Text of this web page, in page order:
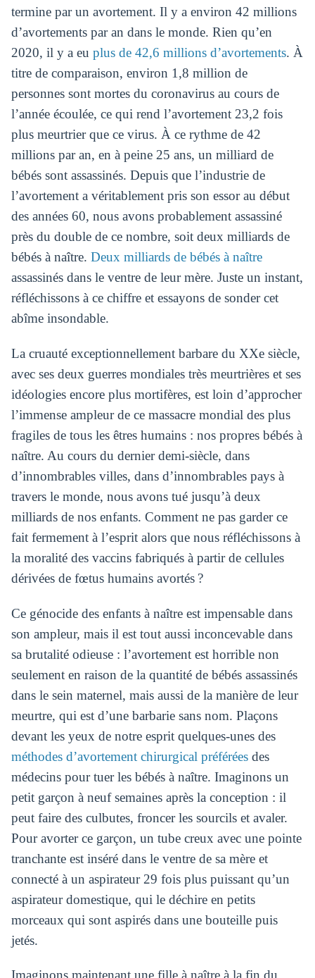
termine par un avortement. Il y a environ 42 millions
d’avortements par an dans le monde. Rien qu’en
2020, il y a eu plus de 42,6 millions d’avortements. À
titre de comparaison, environ 1,8 million de
personnes sont mortes du coronavirus au cours de
l’année écoulée, ce qui rend l’avortement 23,2 fois
plus meurtrier que ce virus. À ce rythme de 42
millions par an, en à peine 25 ans, un milliard de
bébés sont assassinés. Depuis que l’industrie de
l’avortement a véritablement pris son essor au début
des années 60, nous avons probablement assassiné
près du double de ce nombre, soit deux milliards de
bébés à naître. Deux milliards de bébés à naître
assassinés dans le ventre de leur mère. Juste un instant,
réfléchissons à ce chiffre et essayons de sonder cet
abîme insondable.
La cruauté exceptionnellement barbare du XXe siècle,
avec ses deux guerres mondiales très meurtrières et ses
idéologies encore plus mortifères, est loin d’approcher
l’immense ampleur de ce massacre mondial des plus
fragiles de tous les êtres humains : nos propres bébés à
naître. Au cours du dernier demi-siècle, dans
d’innombrables villes, dans d’innombrables pays à
travers le monde, nous avons tué jusqu’à deux
milliards de nos enfants. Comment ne pas garder ce
fait fermement à l’esprit alors que nous réfléchissons à
la moralité des vaccins fabriqués à partir de cellules
dérivées de fœtus humains avortés ?
Ce génocide des enfants à naître est impensable dans
son ampleur, mais il est tout aussi inconcevable dans
sa brutalité odieuse : l’avortement est horrible non
seulement en raison de la quantité de bébés assassinés
dans le sein maternel, mais aussi de la manière de leur
meurtre, qui est d’une barbarie sans nom. Plaçons
devant les yeux de notre esprit quelques-unes des
méthodes d’avortement chirurgical préféréesdes
médecins pour tuer les bébés à naître. Imaginons un
petit garçon à neuf semaines après la conception : il
peut faire des culbutes, froncer les sourcils et avaler.
Pour avorter ce garçon, un tube creux avec une pointe
tranchante est inséré dans le ventre de sa mère et
connecté à un aspirateur 29 fois plus puissant qu’un
aspirateur domestique, qui le déchire en petits
morceaux qui sont aspirés dans une bouteille puis
jetés.